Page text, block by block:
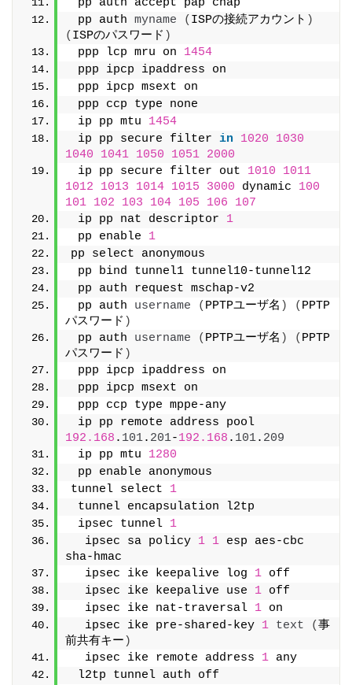
pp auth accept pap chap
pp auth myname ( ISPの接続アカウント )
( ISPのパスワード )
ppp lcp mru on 1454
ppp ipcp ipaddress on
ppp ipcp msext on
ppp ccp type none
ip pp mtu 1454
ip pp secure filter in 1020
1030
1040
1041 1050 1051 2000
ip pp secure filter out 1010
1011
1012
1013 1014 1015 3000 dynamic 100
101 102 103 104 105 106
107
ip pp nat descriptor 1
pp enable 1
pp select anonymous
pp bind tunnel1 tunnel10-tunnel12
pp auth request mschap-v2
pp auth username ( PPTPユーザ名 ) ( PPTP
パスワード )
pp auth username ( PPTPユーザ名 ) ( PPTP
パスワード )
ppp ipcp ipaddress on
ppp ipcp msext on
ppp ccp type mppe-any
192.168 . 101. 201-192.168 . 101. 209
ip pp mtu 1280
pp enable anonymous
tunnel select 1
tunnel encapsulation l2tp
ipsec tunnel 1
  ipsec sa policy
1 1 esp aes-cbc
sha-hmac
  ipsec ike keepalive log
1 off
  ipsec ike keepalive use
1 off
  ipsec ike nat-traversal
1 on
  ipsec ike pre-shared-key
1 text (事
前共有キー )
  ipsec ike remote address
1 any
l2tp tunnel auth off